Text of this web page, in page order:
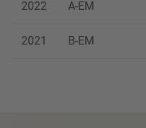
2022 A-EM
2021 B-EM